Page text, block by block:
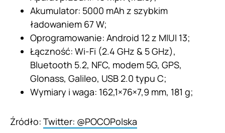
Akumulator: 5000 mAh z szybkim
ładowaniem 67 W;
Oprogramowanie: Android 12 z MIUI 13;
Łączność: Wi-Fi (2.4 GHz & 5 GHz),
Bluetooth 5.2, NFC, modem 5G, GPS,
Glonass, Galileo, USB 2.0 typu C;
Wymiary i waga: 162,1×76×7,9 mm, 181 g;
Źródło: Twitter: @POCOPolska